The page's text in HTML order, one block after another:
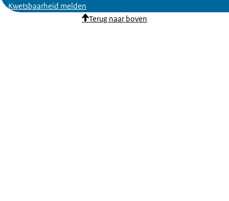
Kwetsbaarheid melden
Terug naar boven